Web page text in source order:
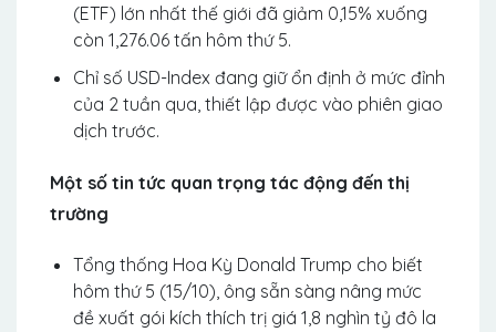
(ETF) lớn nhất thế giới đã giảm 0,15% xuống
còn 1,276.06 tấn hôm thứ 5.
Chỉ số USD-Index đang giữ ổn định ở mức đỉnh
của 2 tuần qua, thiết lập được vào phiên giao
dịch trước.
Một số tin tức quan trọng tác động đến thị
trường
Tổng thống Hoa Kỳ Donald Trump cho biết
hôm thứ 5 (15/10), ông sẵn sàng nâng mức
đề xuất gói kích thích trị giá 1,8 nghìn tỷ đô la